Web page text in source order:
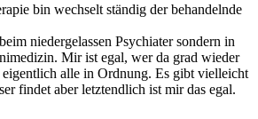
bin wechselt ständig der behandelnde
niedergelassen Psychiater sondern in
Mir ist egal, wer da grad wieder
alle in Ordnung. Es gibt vielleicht
findet aber letztendlich ist mir das egal.